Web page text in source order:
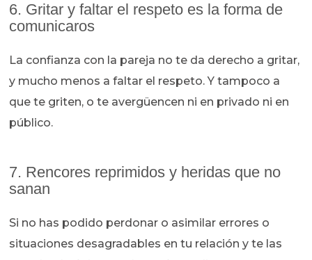
6. Gritar y faltar el respeto es la forma de
comunicaros
La confianza con la pareja no te da derecho a gritar,
y mucho menos a faltar el respeto. Y tampoco a
que te griten, o te avergüencen ni en privado ni en
público.
7. Rencores reprimidos y heridas que no
sanan
Si no has podido perdonar o asimilar errores o
situaciones desagradables en tu relación y te las